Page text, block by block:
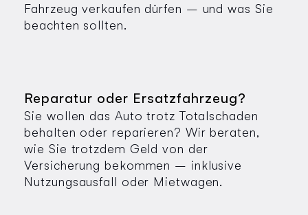
Fahrzeug verkaufen dürfen – und was Sie
beachten sollten.
Reparatur oder Ersatzfahrzeug?
Sie wollen das Auto trotz Totalschaden
behalten oder reparieren? Wir beraten,
wie Sie trotzdem Geld von der
Versicherung bekommen – inklusive
Nutzungsausfall oder Mietwagen.